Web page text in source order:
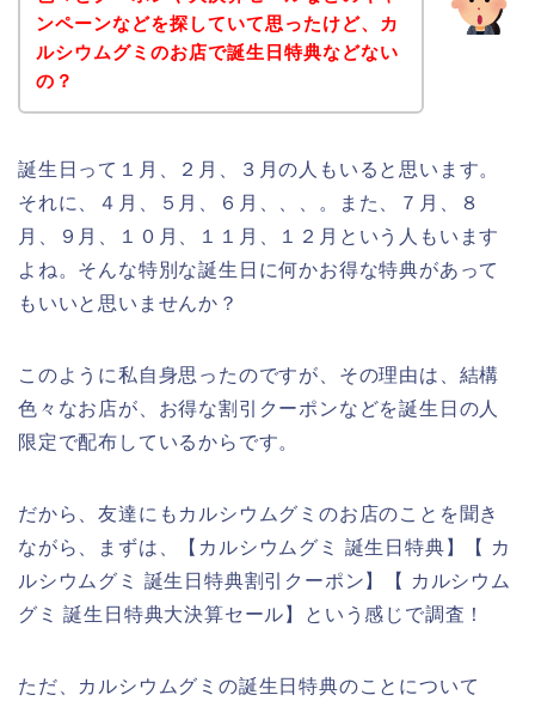
ンペーンなどを探していて思ったけど、カ
ルシウムグミのお店で誕生日特典などない
の？
誕生日って１月、２月、３月の人もいると思います。
それに、４月、５月、６月、、、。また、７月、８
月、９月、１０月、１１月、１２月という人もいます
よね。そんな特別な誕生日に何かお得な特典があって
もいいと思いませんか？
このように私自身思ったのですが、その理由は、結構
色々なお店が、お得な割引クーポンなどを誕生日の人
限定で配布しているからです。
だから、友達にもカルシウムグミのお店のことを聞き
ながら、まずは、【カルシウムグミ 誕生日特典】【 カ
ルシウムグミ 誕生日特典割引クーポン】【 カルシウム
グミ 誕生日特典大決算セール】という感じで調査！
ただ、カルシウムグミの誕生日特典のことについて